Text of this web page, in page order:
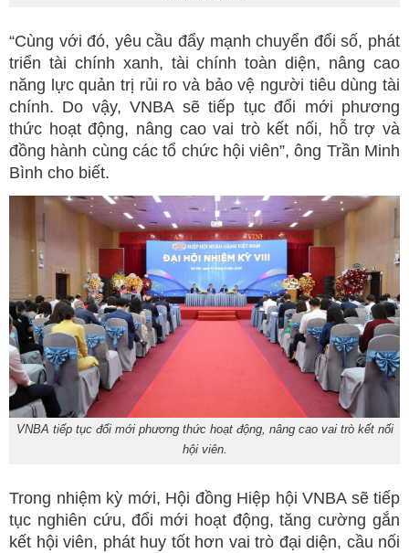
“Cùng với đó, yêu cầu đẩy mạnh chuyển đổi số, phát
triển tài chính xanh, tài chính toàn diện, nâng cao
năng lực quản trị rủi ro và bảo vệ người tiêu dùng tài
chính. Do vậy, VNBA sẽ tiếp tục đổi mới phương
thức hoạt động, nâng cao vai trò kết nối, hỗ trợ và
đồng hành cùng các tổ chức hội viên”, ông Trần Minh
Bình cho biết.
VNBA tiếp tục đổi mới phương thức hoạt động, nâng cao vai trò kết nối
hội viên.
Trong nhiệm kỳ mới, Hội đồng Hiệp hội VNBA sẽ tiếp
tục nghiên cứu, đổi mới hoạt động, tăng cường gắn
kết hội viên, phát huy tốt hơn vai trò đại diện, cầu nối